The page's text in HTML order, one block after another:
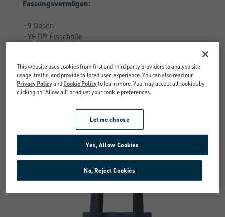
Fassungsvermögen:
- 9 Dosen
- YETI® Eisscholle
JETZT KAUFEN
This website uses cookies from first and third party providers to analyse site
usage, traffic, and provide tailored user-experience. You can also read our
Privacy PolicyandCookie Policyto learn more. You may accept all cookies by
clicking on “Allow all” or adjust your cookie preferences.
Let me choose
No, Reject Cookies
Yes, Allow Cookies